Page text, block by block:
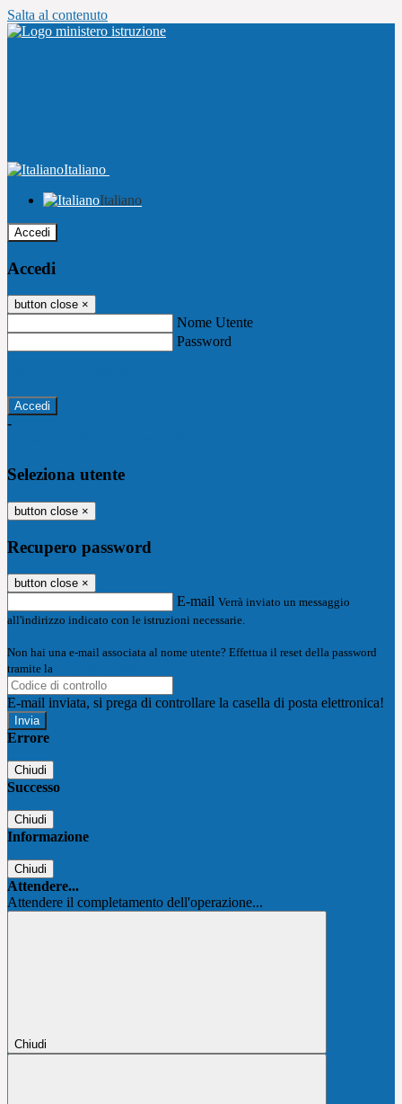
Salta al contenuto
Italiano
Italiano
Accedi
Accedi
button close ×
Nome Utente
Password
-
Seleziona utente
button close ×
Recupero password
button close ×
E-mail Verrà inviato un messaggio
all'indirizzo indicato con le istruzioni necessarie.
Non hai una e-mail associata al nome utente? Effettua il reset della password
tramite la
E-mail inviata, si prega di controllare la casella di posta elettronica!
Errore
Chiudi
Successo
Chiudi
Informazione
Chiudi
Attendere...
Attendere il completamento dell'operazione...
Chiudi